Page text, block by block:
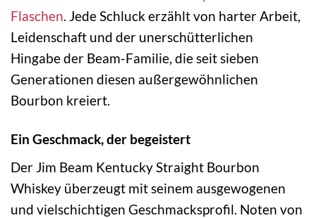
Flaschen. Jede Schluck erzählt von harter Arbeit,
Leidenschaft und der unerschütterlichen
Hingabe der Beam-Familie, die seit sieben
Generationen diesen außergewöhnlichen
Bourbon kreiert.
Ein Geschmack, der begeistert
Der Jim Beam Kentucky Straight Bourbon
Whiskey überzeugt mit seinem ausgewogenen
und vielschichtigen Geschmacksprofil. Noten von